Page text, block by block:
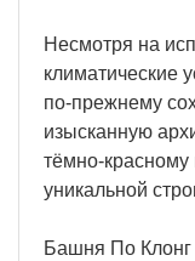
Несмотря на
климатические
по-прежнему
изысканную
тёмно-красному
уникальной
Башня По Клонг